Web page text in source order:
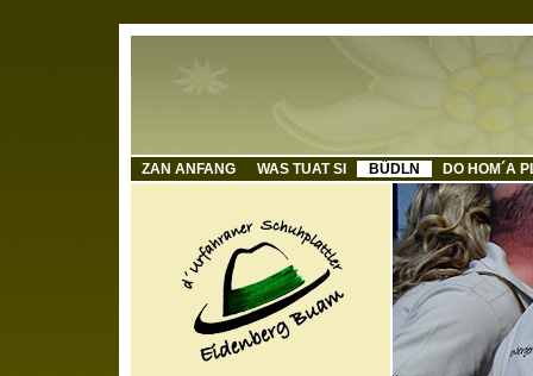
ZAN ANFANG WAS TUAT SI BÜDLN DO HOM´A